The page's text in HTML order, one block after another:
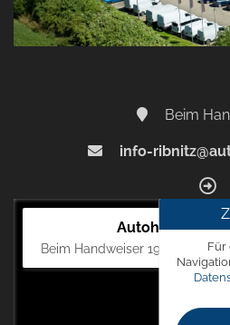
Beim
info-
Autohaus
Beim Handweiser 19, 18311 Für